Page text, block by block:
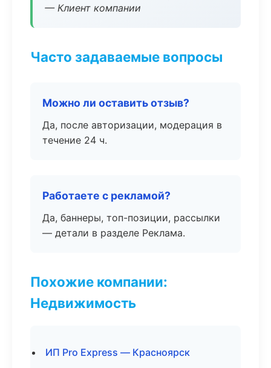
— Клиент компании
Часто задаваемые вопросы
Можно ли оставить отзыв?
Да, после авторизации, модерация в
течение 24 ч.
Работаете с рекламой?
Да, баннеры, топ-позиции, рассылки
— детали в разделе Реклама.
Похожие компании:
Недвижимость
ИП Pro Express — Красноярск